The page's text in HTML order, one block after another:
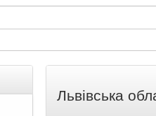
Львівська